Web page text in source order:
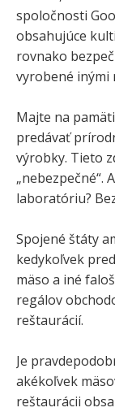
spoločnosti
obsahujúce
rovnako
vyrobené inými
Majte na
predávať
výrobky. Tieto
„nebezpečné“.
laboratóriu?
Spojené štáty
kedykoľvek
mäso a iné
regálov
reštaurácií.
Je
akékoľvek
reštaurácii